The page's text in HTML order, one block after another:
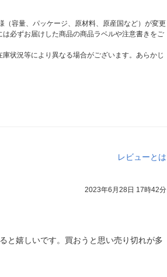
容量、パッケージ、原材料、原産国など）が変更
必ずお届けした商品の商品ラベルや注意書きをご
状況等により異なる場合がございます。あらかじ
レビューとは
2023年6月28日 17時42分
と嬉しいです。買おうと思い売り切れが多